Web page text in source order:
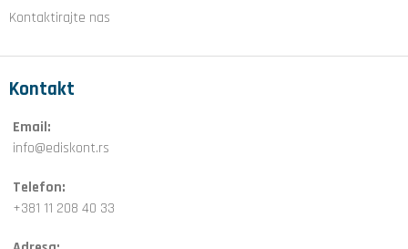
Kontaktirajte nas
Kontakt
Email:
info@ediskont.rs
Telefon:
+381 11 208 40 33